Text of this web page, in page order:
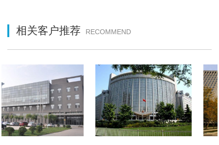
相关客户推荐 RECOMMEND